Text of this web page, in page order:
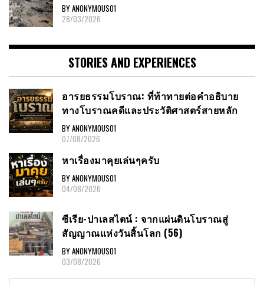
BY ANONYMOUS01
28/03/2026
STORIES AND EXPERIENCES
อารยธรรมโบราณ: ที่ท้าทายต่อคำอธิบาย
ทางโบราณคดีและประวัติศาสตร์สายหลัก
BY ANONYMOUS01
07/08/2026
หาเรื่องมาคุยเล่นๆครับ
BY ANONYMOUS01
04/08/2026
ซีเรีย-ปาเลสไตน์ : จากแผ่นดินโบราณสู่
สัญญาณแห่งวันสิ้นโลก (56)
BY ANONYMOUS01
03/08/2026